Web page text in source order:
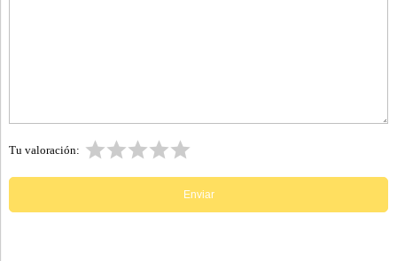
Tu valoración: